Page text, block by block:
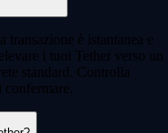
è istantanea e
i tuoi Tether verso un
standard. Controlla